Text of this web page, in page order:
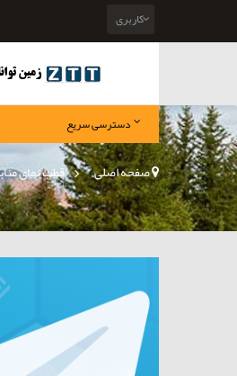
کاربری
دسترسی سریع
صفحه اصلی > قطب نمای